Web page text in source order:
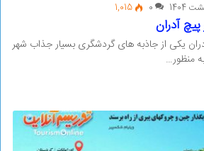
0
1,015
آدران
یکی از جاذبه های گردشگری بسیار جذاب شهر
منظور…